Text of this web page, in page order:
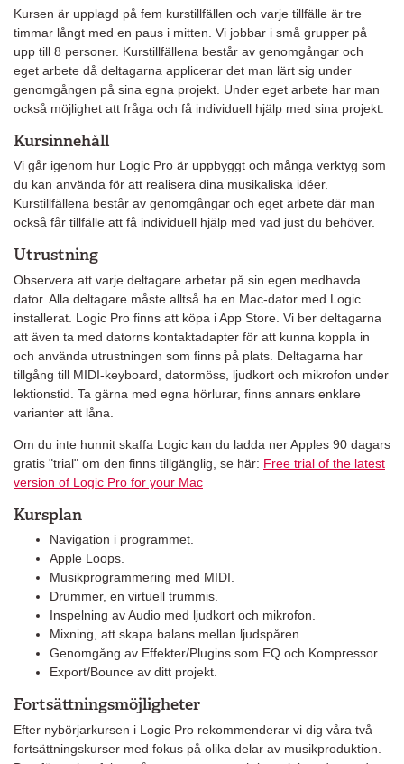
Kursen är upplagd på fem kurstillfällen och varje tillfälle är tre
timmar långt med en paus i mitten. Vi jobbar i små grupper på
upp till 8 personer. Kurstillfällena består av genomgångar och
eget arbete då deltagarna applicerar det man lärt sig under
genomgången på sina egna projekt. Under eget arbete har man
också möjlighet att fråga och få individuell hjälp med sina projekt.
Kursinnehåll
Vi går igenom hur Logic Pro är uppbyggt och många verktyg som
du kan använda för att realisera dina musikaliska idéer.
Kurstillfällena består av genomgångar och eget arbete där man
också får tillfälle att få individuell hjälp med vad just du behöver.
Utrustning
Observera att varje deltagare arbetar på sin egen medhavda
dator. Alla deltagare måste alltså ha en Mac-dator med Logic
installerat. Logic Pro finns att köpa i App Store. Vi ber deltagarna
att även ta med datorns kontaktadapter för att kunna koppla in
och använda utrustningen som finns på plats. Deltagarna har
tillgång till MIDI-keyboard, datormöss, ljudkort och mikrofon under
lektionstid. Ta gärna med egna hörlurar, finns annars enklare
varianter att låna.
Om du inte hunnit skaffa Logic kan du ladda ner Apples 90 dagars
gratis "trial" om den finns tillgänglig, se här: Free trial of the latest
version of Logic Pro for your Mac
Kursplan
Navigation i programmet.
Apple Loops.
Musikprogrammering med MIDI.
Drummer, en virtuell trummis.
Inspelning av Audio med ljudkort och mikrofon.
Mixning, att skapa balans mellan ljudspåren.
Genomgång av Effekter/Plugins som EQ och Kompressor.
Export/Bounce av ditt projekt.
Fortsättningsmöjligheter
Efter nybörjarkursen i Logic Pro rekommenderar vi dig våra två
fortsättningskurser med fokus på olika delar av musikproduktion.